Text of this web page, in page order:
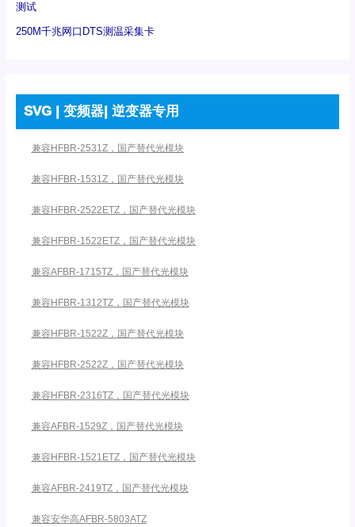
测试
250M千兆网口DTS测温采集卡
SVG | 变频器| 逆变器专用
兼容HFBR-2531Z，国产替代光模块
兼容HFBR-1531Z，国产替代光模块
兼容HFBR-2522ETZ，国产替代光模块
兼容HFBR-1522ETZ，国产替代光模块
兼容AFBR-1715TZ，国产替代光模块
兼容HFBR-1312TZ，国产替代光模块
兼容HFBR-1522Z，国产替代光模块
兼容HFBR-2522Z，国产替代光模块
兼容HFBR-2316TZ，国产替代光模块
兼容AFBR-1529Z，国产替代光模块
兼容HFBR-1521ETZ，国产替代光模块
兼容AFBR-2419TZ，国产替代光模块
兼容安华高AFBR-5803ATZ